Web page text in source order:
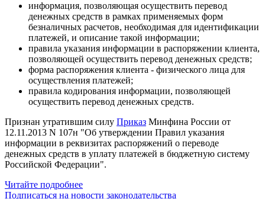
информация, позволяющая осуществить перевод
денежных средств в рамках применяемых форм
безналичных расчетов, необходимая для идентификации
платежей, и описание такой информации;
правила указания информации в распоряжении клиента,
позволяющей осуществить перевод денежных средств;
форма распоряжения клиента - физического лица для
осуществления платежей;
правила кодирования информации, позволяющей
осуществить перевод денежных средств.
Признан утратившим силу Приказ Минфина России от
12.11.2013 N 107н "Об утверждении Правил указания
информации в реквизитах распоряжений о переводе
денежных средств в уплату платежей в бюджетную систему
Российской Федерации".
Читайте подробнее
Подписаться на новости законодательства